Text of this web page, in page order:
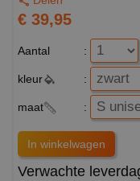
€ 39,95
Aantal :
kleur :
maat :
Verwachte